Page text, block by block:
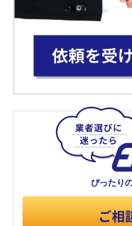
ぴったり